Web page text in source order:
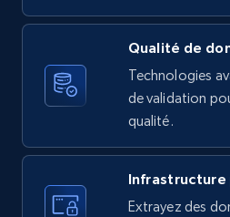
X (formerly Twitter) -
Twitter posts URLs
ID, User posted, Name,
posted, Photos, URL,
10.3K+ 1.2K+
Qualité de
Technologies
de validation
qualité.
Infrastructure
Extrayez des